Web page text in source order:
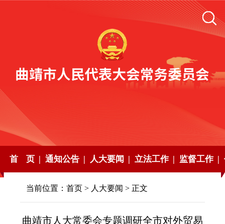
首 页 | 通知公告 | 人大要闻 | 立法工作 | 监督工作 |
当前位置： 首页 > 人大要闻 > 正文
曲靖市人大常委会专题调研全市对外贸易